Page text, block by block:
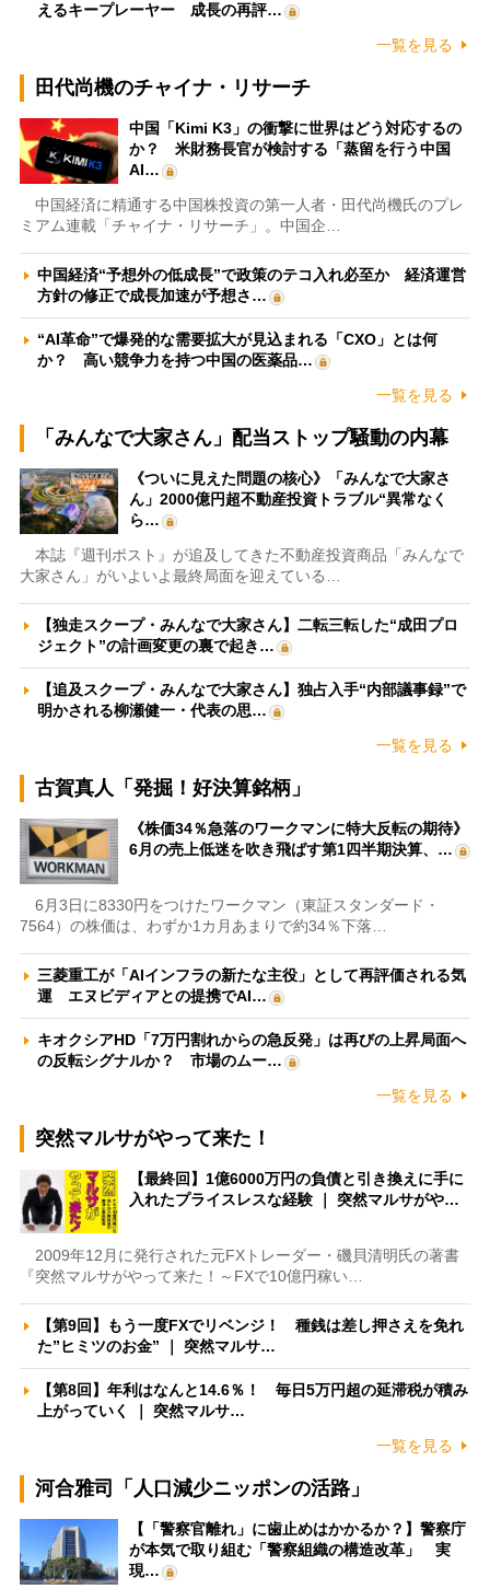
えるキープレーヤー 成長の再評…
一覧を見る
田代尚機のチャイナ・リサーチ
中国「Kimi K3」の衝撃に世界はどう対応するの
か？ 米財務長官が検討する「蒸留を行う中国
AI…
中国経済に精通する中国株投資の第一人者・田代尚機氏のプレ
ミアム連載「チャイナ・リサーチ」。中国企…
中国経済“予想外の低成長”で政策のテコ入れ必至か 経済運営
方針の修正で成長加速が予想さ…
“AI革命”で爆発的な需要拡大が見込まれる「CXO」とは何
か？ 高い競争力を持つ中国の医薬品…
一覧を見る
「みんなで大家さん」配当ストップ騒動の内幕
《ついに見えた問題の核心》「みんなで大家さ
ん」2000億円超不動産投資トラブル“異常なく
ら…
本誌『週刊ポスト』が追及してきた不動産投資商品「みんなで
大家さん」がいよいよ最終局面を迎えている…
【独走スクープ・みんなで大家さん】二転三転した“成田プロ
ジェクト”の計画変更の裏で起き…
【追及スクープ・みんなで大家さん】独占入手“内部議事録”で
明かされる柳瀬健一・代表の思…
一覧を見る
古賀真人「発掘！好決算銘柄」
《株価34％急落のワークマンに特大反転の期待》
6月の売上低迷を吹き飛ばす第1四半期決算、…
6月3日に8330円をつけたワークマン（東証スタンダード・
7564）の株価は、わずか1カ月あまりで約34％下落…
三菱重工が「AIインフラの新たな主役」として再評価される気
運 エヌビディアとの提携でAI…
キオクシアHD「7万円割れからの急反発」は再びの上昇局面へ
の反転シグナルか？ 市場のムー…
一覧を見る
突然マルサがやって来た！
【最終回】1億6000万円の負債と引き換えに手に
入れたプライスレスな経験 ｜ 突然マルサがや…
2009年12月に発行された元FXトレーダー・磯貝清明氏の著書
『突然マルサがやって来た！～FXで10億円稼い…
【第9回】もう一度FXでリベンジ！ 種銭は差し押さえを免れ
た”ヒミツのお金” ｜ 突然マルサ…
【第8回】年利はなんと14.6％！ 毎日5万円超の延滞税が積み
上がっていく ｜ 突然マルサ…
一覧を見る
河合雅司「人口減少ニッポンの活路」
【「警察官離れ」に歯止めはかかるか？】警察庁
が本気で取り組む「警察組織の構造改革」 実
現…